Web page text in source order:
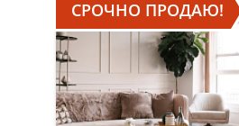
СРОЧНО ПРОДАЮ!